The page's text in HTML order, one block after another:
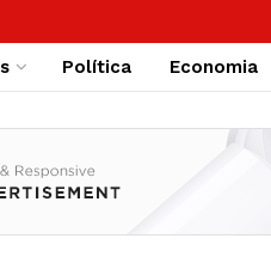
Política Economia